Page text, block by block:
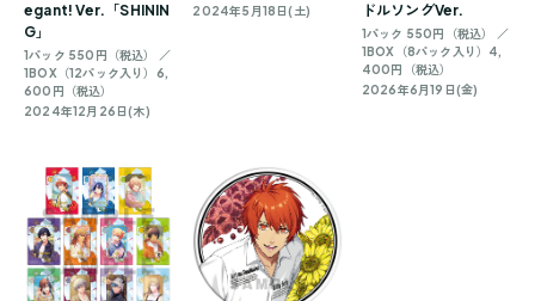
egant! Ver.「SHININ
G」
1パック 550円（税込） ／
1BOX（12パック入り）6,
600円（税込）
2024年12月26日(木)
2024年5月18日(土)
ドルソングVer.
1パック 550円（税込） ／
1BOX（8パック入り）4,
400円（税込）
2026年6月19日(金)